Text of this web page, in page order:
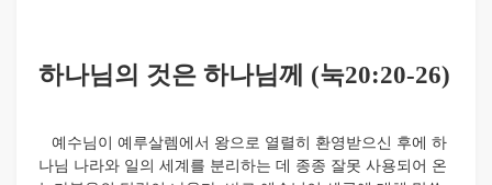
하나님의 것은 하나님께 (눅20:20-26)
예수님이 예루살렘에서 왕으로 열렬히 환영받으신 후에 하
나님 나라와 일의 세계를 분리하는 데 종종 잘못 사용되어 온